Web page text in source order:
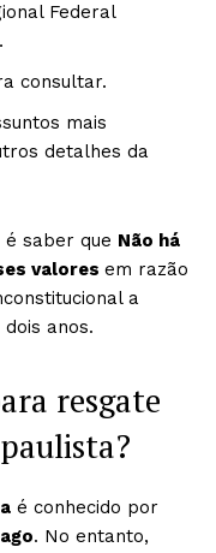
Federal
consultar.
mais
detalhes da
saber que Não há
valores em razão
a
anos.
resgate
é conhecido por
. No entanto,